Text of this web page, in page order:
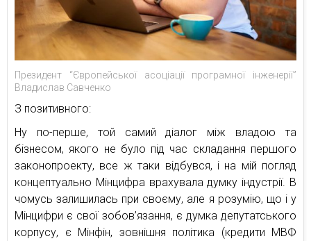
Президент “Європейської асоціації програмної інженерії”
Владислав Савченко
З позитивного:
Ну по-перше, той самий діалог між владою та
бізнесом, якого не було під час складання першого
законопроекту, все ж таки відбувся, і на мій погляд
концептуально Мінцифра врахувала думку індустрії. В
чомусь залишилась при своєму, але я розумію, що і у
Мінцифри є свої зобов’язання, є думка депутатського
корпусу, є Мінфін, зовнішня політика (кредити МВФ